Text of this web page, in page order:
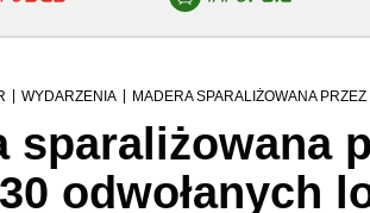
WYDARZENIA MADERA SPARALIŻOWANA
sparaliżowana
odwołanych